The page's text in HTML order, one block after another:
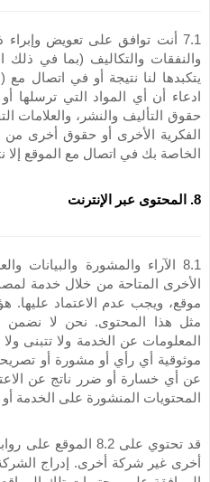
7.1 أنت توافق على تعويض
والنفقات والتكاليف (بما في ذلك
يتكبدها لنا نتيجة أو في اتصال مع
ادعاء أن أي المواد التي ترسلها
حقوق التأليف والنشر، والعلامات
الفكرية الأخرى أو حقوق أخرى من
الخاصة بك في اتصال مع الموقع إلا
8. المحتوى عبر الإنترنت
8.1 الآراء والمشورة
الأخرى المتاحة من خلال خدمة
موقع، ويجب عدم الاعتماد عليها.
مثل هذا المحتوى. نحن لا نضمن
المعلومات عن الخدمة ولا تتبنى
موثوقية أي رأي أو مشورة أو
عن أي خسارة أو ضرر ناتج عن
المحتويات المنشورة على الخدمة أو
قد تحتوي على 8.2
أخرى غير شركة أخرى. إدراج